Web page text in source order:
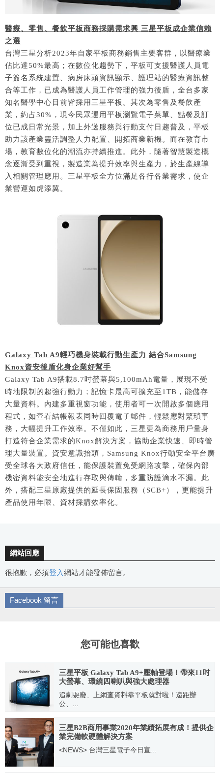
醫療、零售、餐飲平板商務採購需求興 三星平板成企業信賴
之選
台灣三星分析2023年自家平板商務銷售主要客群，以醫療業
佔比達50%最高；在數位化趨勢下，平板可支援醫護人員電
子簽名系統建置、病房床頭資訊顯示、護理站的醫療資訊整
合等工作，已成為醫護人員工作管理的強力後盾，全台多家
知名醫學中心目前皆採用三星平板。其次為零售及餐飲產
業，約占30%，現今民眾運用平板瀏覽電子菜單、點餐及訂
位已成日常光景，加上外送服務與行動支付日趨普及，平板
助力該產業靈活調整人力配置、開拓商業新機。而在教育市
場，教育數位化的潮流亦持續推進。此外，隨著智慧製造概
念逐漸受到重視，製造業為提升效率與生產力，於生產線導
入相關管理應用。三星平板全方位滿足各行各業需求，使企
業營運如虎添翼。
Galaxy Tab A9輕巧機身裝載行動生產力 結合Samsung
Knox資安後盾化身企業好幫手
Galaxy Tab A9搭載8.7吋螢幕與5,100mAh電量，展現不受
時地限制的超強行動力；記憶卡最高可擴充至1TB，能儲存
大量資料。內建多重視窗功能，使用者可一次開啟多個應用
程式，如查看結帳報表同時回覆電子郵件，輕鬆應對繁瑣事
務，大幅提升工作效率。不僅如此，三星更為商務用戶量身
打造符合企業需求的Knox解決方案，協助企業快速、即時管
理大量裝置。資安意識抬頭，Samsung Knox行動安全平台廣
受全球各大政府信任，能保護裝置免受網路攻擊，確保內部
機密資料能安全地進行存取與傳輸，多重防護滴水不漏。此
外，搭配三星原廠提供的延長保固服務（SCB+），更能提升
產品使用年限、資材採購效率化。
網站回應
很抱歉，必須登入網站才能發佈留言。
Facebook 留言
您可能也喜歡
三星平板 Galaxy Tab A9+壓軸登場！帶來11吋
大螢幕、環繞四喇叭與強大處理器
追劇耍廢、上網查資料靠平板就對啦！遠距辦
公、...
2023.10.23
三星B2B商用事業2020年業績拓展有成！提供企
業完備軟硬體解決方案
<NEWS> 台灣三星電子今日宣...